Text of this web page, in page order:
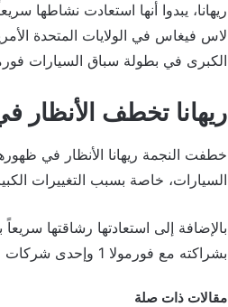
ريهانا، يبدوا أنها استعادت نشاطها
لاس فيغاس في الولايات المتحدة
الكبرى في بطولة سباق السيارات فورمولا 1 في لاس فيغاس، وهو الحدث الذي حضره العديد
ريهانا تخطف الأنظار
خطفت النجمة ريهانا الأنظار في
السيارات، خاصة بسبب التغييرات
بالإضافة إلى استعادتها رشاقتها
بشراكته مع فورمولا 1 وإحدى شركات الملابس الرياضية التي يتولى منصب المدير الإبداعي لها.
مقالات ذات صلة